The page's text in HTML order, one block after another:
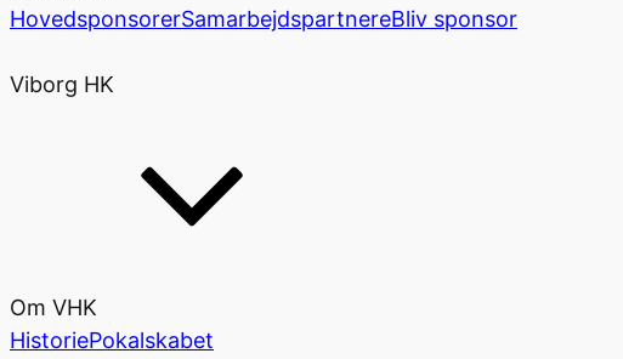
HovedsponsorerSamarbejdspartnereBliv sponsor
Viborg HK
Om VHK
HistoriePokalskabet